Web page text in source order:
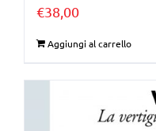
€38,00
Aggiungi al carrello